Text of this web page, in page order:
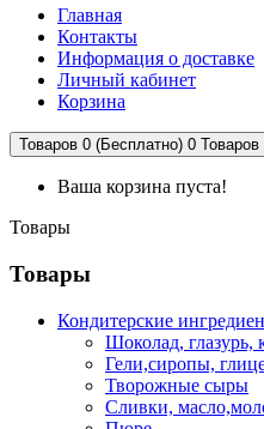
Главная
Контакты
Информация о доставке
Личный кабинет
Корзина
Товаров 0 (Бесплатно) 0 Товаров
Ваша корзина пуста!
Товары
Товары
Кондитерские
Шоколад, глазурь,
Гели,сиропы,
Творожные сыры
Сливки,